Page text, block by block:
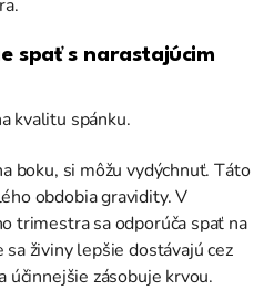
spať s narastajúcim
kvalitu spánku.
boku, si môžu vydýchnuť. Táto
obdobia gravidity. V
trimestra sa odporúča spať na
živiny lepšie dostávajú cez
účinnejšie zásobuje krvou.